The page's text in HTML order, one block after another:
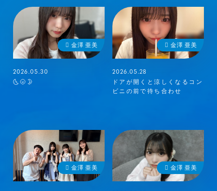
金澤 亜美
2026.05.30
🌜🌝🌛
金澤 亜美
2026.05.28
ドアが開くと涼しくなるコン
ビニの前で待ち合わせ
金澤 亜美 金澤 亜美